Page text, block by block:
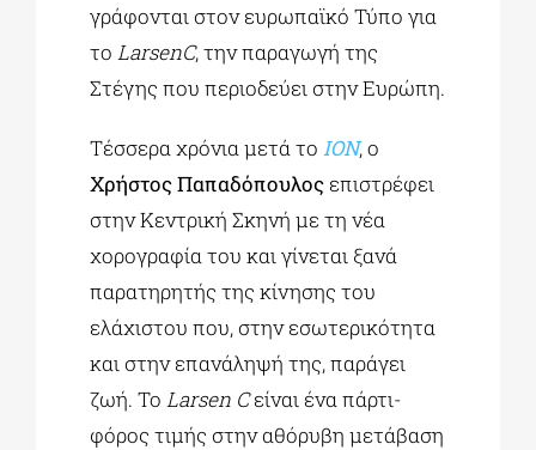
γράφονται στον ευρωπαϊκό Τύπο για
το LarsenC, την παραγωγή της
Στέγης που περιοδεύει στην Ευρώπη.
Τέσσερα χρόνια μετά το ΙΟΝ, ο
Χρήστος Παπαδόπουλος επιστρέφει
στην Κεντρική Σκηνή με τη νέα
χορογραφία του και γίνεται ξανά
παρατηρητής της κίνησης του
ελάχιστου που, στην εσωτερικότητα
και στην επανάληψή της, παράγει
ζωή. Το Larsen Cείναι ένα πάρτι-
φόρος τιμής στην αθόρυβη μετάβαση